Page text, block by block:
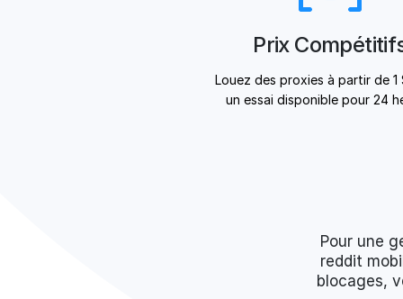
Prix
Louez des proxies à partir de 1
un essai disponible pour 24
Pour une
reddit
blocages,